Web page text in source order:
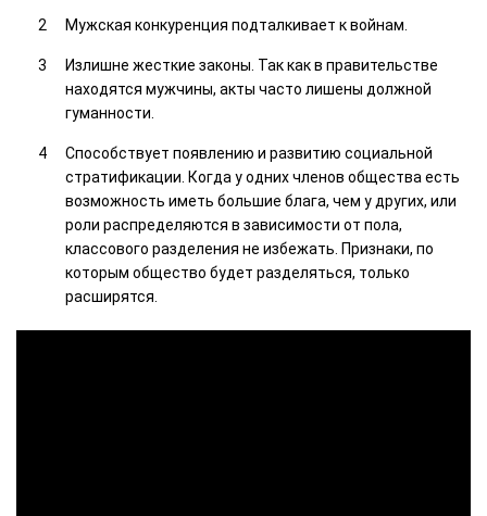
Мужская конкуренция подталкивает к войнам.
Излишне жесткие законы. Так как в правительстве
находятся мужчины, акты часто лишены должной
гуманности.
Способствует появлению и развитию социальной
стратификации. Когда у одних членов общества есть
возможность иметь большие блага, чем у других, или
роли распределяются в зависимости от пола,
классового разделения не избежать. Признаки, по
которым общество будет разделяться, только
расширятся.